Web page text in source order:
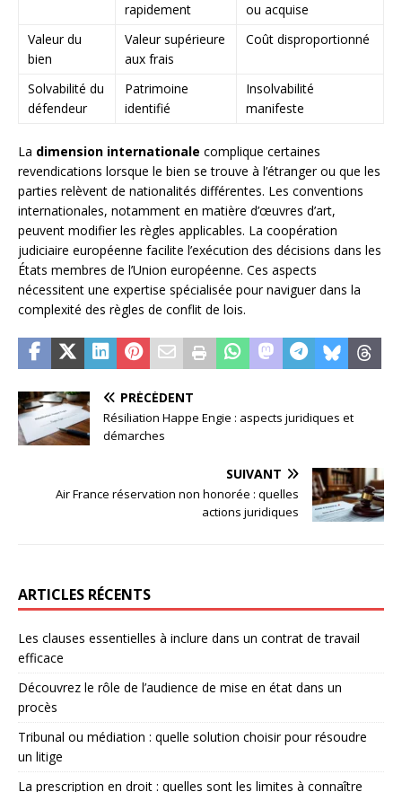
rapidement
ou acquise
Valeur du
bien
Valeur supérieure
aux frais
Coût disproportionné
Solvabilité du
défendeur
Patrimoine
identifié
Insolvabilité
manifeste
La dimension internationale complique certaines
revendications lorsque le bien se trouve à l’étranger ou que les
parties relèvent de nationalités différentes. Les conventions
internationales, notamment en matière d’œuvres d’art,
peuvent modifier les règles applicables. La coopération
judiciaire européenne facilite l’exécution des décisions dans les
États membres de l’Union européenne. Ces aspects
nécessitent une expertise spécialisée pour naviguer dans la
complexité des règles de conflit de lois.
PRÉCÉDENT
Résiliation Happe Engie : aspects juridiques et
démarches
SUIVANT
Air France réservation non honorée : quelles
actions juridiques
ARTICLES RÉCENTS
Les clauses essentielles à inclure dans un contrat de travail
efficace
Découvrez le rôle de l’audience de mise en état dans un
procès
Tribunal ou médiation : quelle solution choisir pour résoudre
un litige
La prescription en droit : quelles sont les limites à connaître